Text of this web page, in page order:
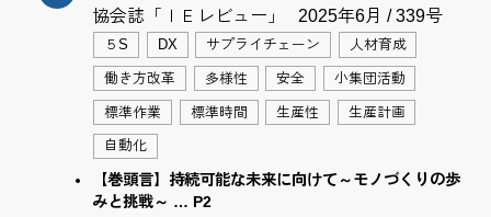
協会誌「ＩＥレビュー」 2025年6月 / 339号
５S DX サプライチェーン 人材育成
働き方改革 多様性 安全 小集団活動
標準作業 標準時間 生産性 生産計画
自動化
【巻頭言】持続可能な未来に向けて～モノづくりの歩
みと挑戦～ … P2